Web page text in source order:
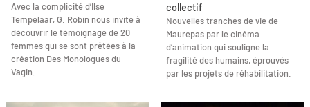
Avec la complicité d’Ilse
Tempelaar, G. Robin nous invite à
découvrir le témoignage de 20
femmes qui se sont prêtées à la
création Des Monologues du
Vagin.
collectif
Nouvelles tranches de vie de
Maurepas par le cinéma
d’animation qui souligne la
fragilité des humains, éprouvés
par les projets de réhabilitation.